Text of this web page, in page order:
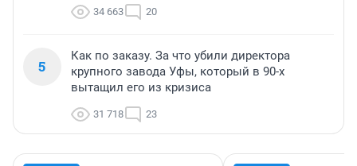
34 663 20
5
Как по заказу. За что убили директора
крупного завода Уфы, который в 90-х
вытащил его из кризиса
31 718 23